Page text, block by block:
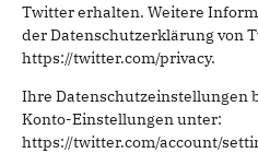
Twitter erhalten. Weitere
der Datenschutzerklärung von
https://twitter.com/privacy.
Ihre Datenschutzeinstellungen
Konto-Einstellungen unter:
https://twitter.com/account/